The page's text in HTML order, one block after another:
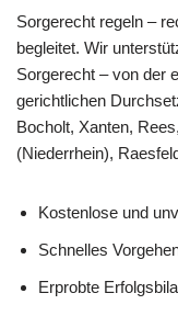
Sorgerecht regeln –
begleitet. Wir
Sorgerecht – von der
gerichtlichen
Bocholt, Xanten,
(Niederrhein),
Kostenlose und
Schnelles
Erprobte